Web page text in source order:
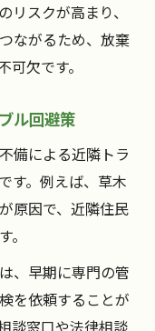
リスクが高まり、
ながるため、放棄
欠です。
ル回避策
備による近隣トラ
す。例えば、草木
原因で、近隣住民
、早期に専門の管
を依頼することが
談窓口や法律相談